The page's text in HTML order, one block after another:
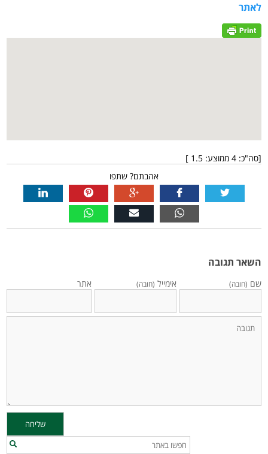
לאתר
[סה"כ: 4 ממוצע: 1.5
]
אהבתם? שתפו
השאר תגובה
שם (חובה) אימייל (חובה) אתר